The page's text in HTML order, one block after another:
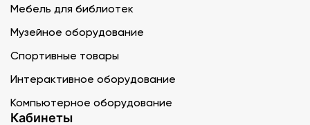
Мебель для библиотек
Музейное оборудование
Спортивные товары
Интерактивное оборудование
Компьютерное оборудование
Кабинеты